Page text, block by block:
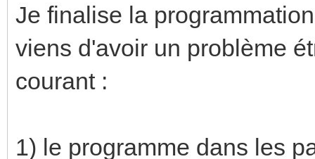
Je finalise la
viens d'avoir un problème
courant :
1) le programme dans les